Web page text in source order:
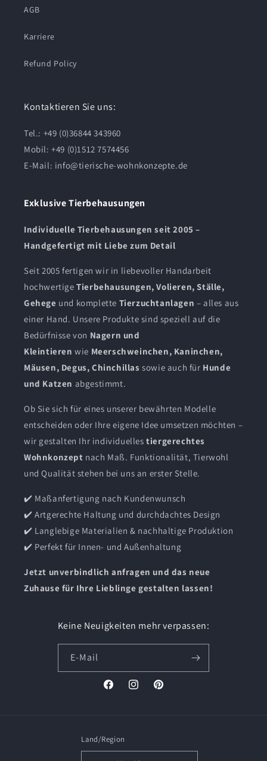
AGB
Karriere
Refund Policy
Kontaktieren Sie uns:
Tel.: +49 (0)36844 343960
Mobil: +49 (0)1512 7574456
E-Mail: info@tierische-wohnkonzepte.de
Exklusive Tierbehausungen
Individuelle Tierbehausungen seit 2005 –
Handgefertigt mit Liebe zum Detail
Seit 2005 fertigen wir in liebevoller Handarbeit
hochwertigeTierbehausungen, Volieren, Ställe,
Gehege und komplette Tierzuchtanlagen – alles aus
einer Hand. Unsere Produkte sind speziell auf die
Bedürfnisse von Nagern und
Kleintieren wie Meerschweinchen, Kaninchen,
Mäusen, Degus, Chinchillas sowie auch für Hunde
und Katzen abgestimmt.
Ob Sie sich für eines unserer bewährten Modelle
entscheiden oder Ihre eigene Idee umsetzen möchten –
wir gestalten Ihr individuellestiergerechtes
Wohnkonzept nach Maß. Funktionalität, Tierwohl
und Qualität stehen bei uns an erster Stelle.
✔️ Maßanfertigung nach Kundenwunsch
✔️ Artgerechte Haltung und durchdachtes Design
✔️ Langlebige Materialien & nachhaltige Produktion
✔️ Perfekt für Innen- und Außenhaltung
Jetzt unverbindlich anfragen und das neue
Zuhause für Ihre Lieblinge gestalten lassen!
Keine Neuigkeiten mehr verpassen:
E-Mail
FacebookInstagramPinterest
Land/Region